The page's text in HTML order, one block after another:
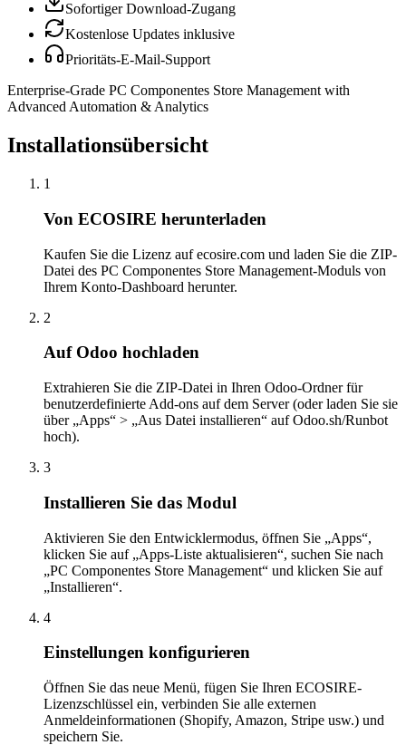
Sofortiger Download-Zugang
Kostenlose Updates inklusive
Prioritäts-E-Mail-Support
Enterprise-Grade PC Componentes Store Management with
Advanced Automation & Analytics
Installationsübersicht
1
Von ECOSIRE herunterladen
Kaufen Sie die Lizenz auf ecosire.com und laden Sie die ZIP-
Datei des PC Componentes Store Management-Moduls von
Ihrem Konto-Dashboard herunter.
2
Auf Odoo hochladen
Extrahieren Sie die ZIP-Datei in Ihren Odoo-Ordner für
benutzerdefinierte Add-ons auf dem Server (oder laden Sie sie
über „Apps“ > „Aus Datei installieren“ auf Odoo.sh/Runbot
hoch).
3
Installieren Sie das Modul
Aktivieren Sie den Entwicklermodus, öffnen Sie „Apps“,
klicken Sie auf „Apps-Liste aktualisieren“, suchen Sie nach
„PC Componentes Store Management“ und klicken Sie auf
„Installieren“.
4
Einstellungen konfigurieren
Öffnen Sie das neue Menü, fügen Sie Ihren ECOSIRE-
Lizenzschlüssel ein, verbinden Sie alle externen
Anmeldeinformationen (Shopify, Amazon, Stripe usw.) und
speichern Sie.